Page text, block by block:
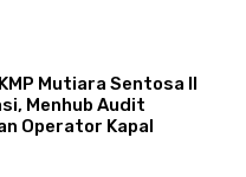
Mutiara Sentosa II
Menhub Audit
Operator Kapal